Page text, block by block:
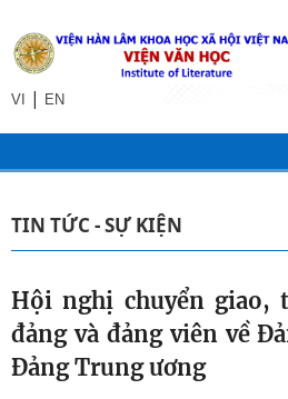
VI | EN
TIN TỨC - SỰ KIỆN
Hội nghị chuyển giao,
đảng và đảng viên về
Đảng Trung ương